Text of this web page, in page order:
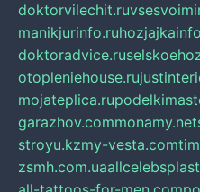
doktorvilechit.ru
manikjurinfo.ru
doktoradvice.ru
otopleniehouse.ru
mojateplica.ru
garazhov.commonamy.net
stroyu.kzmy-vesta.com
zsmh.com.ua